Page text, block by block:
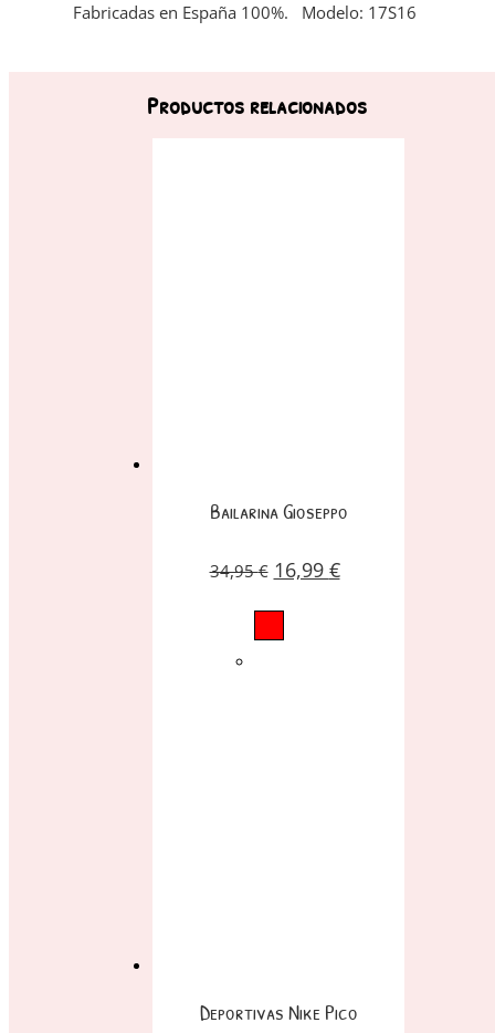
Fabricadas en España 100%. Modelo: 17S16
Productos relacionados
Bailarina Gioseppo
34,95€ 16,99 €
Deportivas Nike Pico